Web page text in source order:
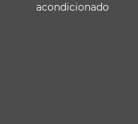
acondicionado